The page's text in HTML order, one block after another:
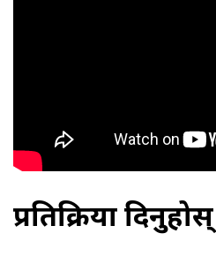
प्रतिक्रिया दिनुहोस्